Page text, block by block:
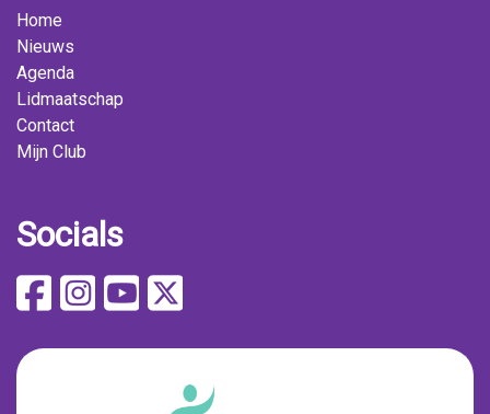
Home
Nieuws
Agenda
Lidmaatschap
Contact
Mijn Club
Socials